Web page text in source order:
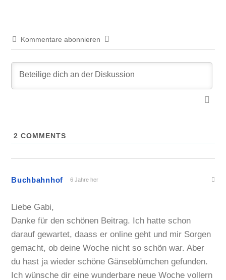
Kommentare abonnieren
2 COMMENTS
Buchbahnhof 6 Jahre her
Liebe Gabi,
Danke für den schönen Beitrag. Ich hatte schon
darauf gewartet, daass er online geht und mir Sorgen
gemacht, ob deine Woche nicht so schön war. Aber
du hast ja wieder schöne Gänseblümchen gefunden.
Ich wünsche dir eine wunderbare neue Woche vollern